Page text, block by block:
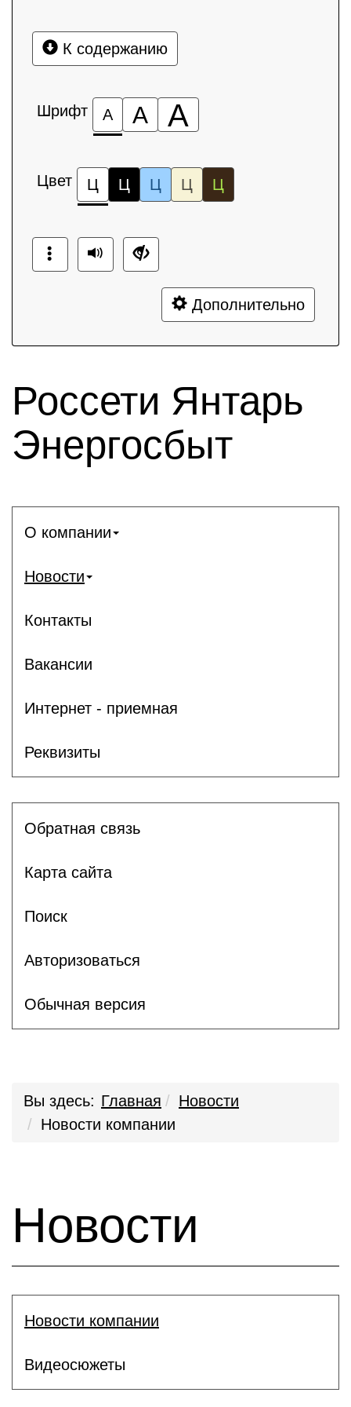
К содержанию
Шрифт А А А
Цвет Ц Ц Ц Ц Ц
Дополнительно
Россети Янтарь
Энергосбыт
О компании
Новости
Контакты
Вакансии
Интернет - приемная
Реквизиты
Обратная связь
Карта сайта
Поиск
Авторизоваться
Обычная версия
Вы здесь: Главная
Новости
Новости компании
Новости
Новости компании
Видеосюжеты